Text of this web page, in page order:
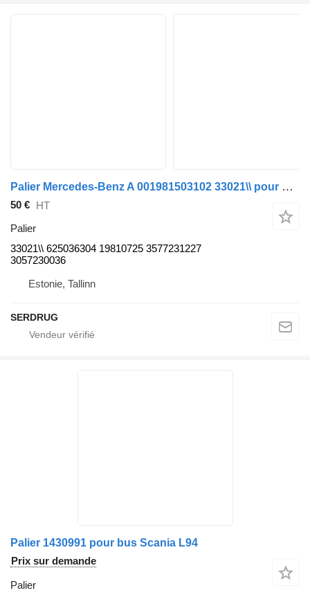
Palier Mercedes-Benz A 001981503102 33021\\ pour bus Mercedes-Benz O405
50 € HT
Palier
33021\\ 625036304 19810725 3577231227
3057230036
Estonie, Tallinn
SERDRUG
Palier 1430991 pour bus Scania L94
Prix sur demande
Palier